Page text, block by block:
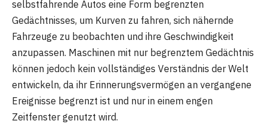
selbstfahrende Autos eine Form begrenzten
Gedächtnisses, um Kurven zu fahren, sich nähernde
Fahrzeuge zu beobachten und ihre Geschwindigkeit
anzupassen. Maschinen mit nur begrenztem Gedächtnis
können jedoch kein vollständiges Verständnis der Welt
entwickeln, da ihr Erinnerungsvermögen an vergangene
Ereignisse begrenzt ist und nur in einem engen
Zeitfenster genutzt wird.